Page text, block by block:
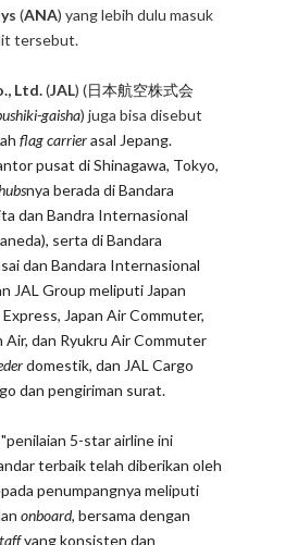
(ANA) yang lebih dulu masuk
tersebut.
Ltd.(JAL) (日本航空株式会
gaisha) juga bisa disebut
flag carrierasal Jepang.
pusat di Shinagawa, Tokyo,
nya berada di Bandara
dan Bandra Internasional
serta di Bandara
dan Bandara Internasional
JAL Group meliputi Japan
Japan Air Commuter,
Air, dan Ryukru Air Commuter
domestik, dan JAL Cargo
dan pengiriman surat.
5-star airline ini
terbaik telah diberikan oleh
penumpangnya meliputi
onboard, bersama dengan
yang konsisten dan